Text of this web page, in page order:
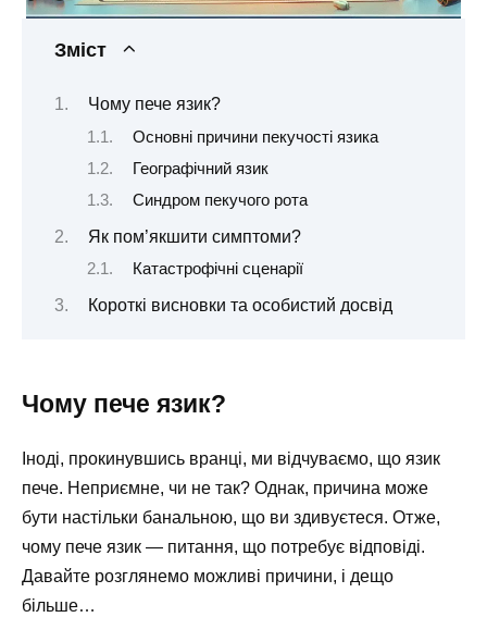
Зміст
Чому пече язик?
Основні причини пекучості язика
Географічний язик
Синдром пекучого рота
Як пом’якшити симптоми?
Катастрофічні сценарії
Короткі висновки та особистий досвід
Чому пече язик?
Іноді, прокинувшись вранці, ми відчуваємо, що язик
пече. Неприємне, чи не так? Однак, причина може
бути настільки банальною, що ви здивуєтеся. Отже,
чому пече язик — питання, що потребує відповіді.
Давайте розглянемо можливі причини, і дещо
більше…